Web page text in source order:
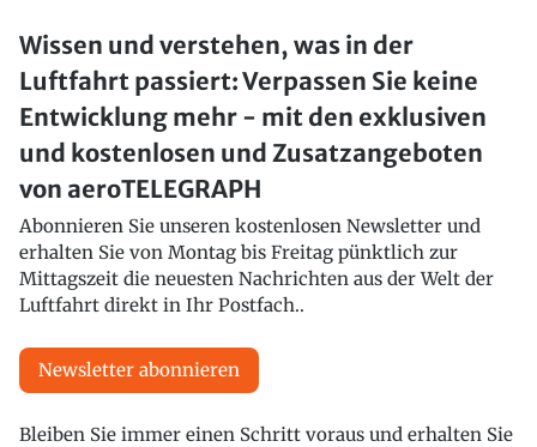
Wissen und verstehen, was in der
Luftfahrt passiert: Verpassen Sie keine
Entwicklung mehr - mit den exklusiven
und kostenlosen und Zusatzangeboten
von aeroTELEGRAPH
Abonnieren Sie unseren kostenlosen Newsletter und
erhalten Sie von Montag bis Freitag pünktlich zur
Mittagszeit die neuesten Nachrichten aus der Welt der
Luftfahrt direkt in Ihr Postfach..
Newsletter abonnieren
Bleiben Sie immer einen Schritt voraus und erhalten Sie